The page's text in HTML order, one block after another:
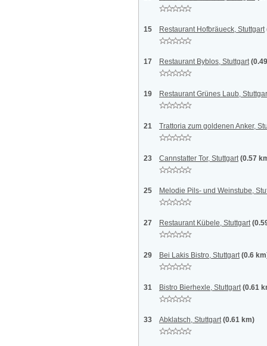
15 Restaurant Hofbräueck, Stuttgart
17 Restaurant Byblos, Stuttgart
19 Restaurant Grünes Laub,
21 Trattoria zum goldenen Anker,
23 Cannstatter Tor, Stuttgart (0.57
25 Melodie Pils- und Weinstube,
27 Restaurant Kübele, Stuttgart
29 Bei Lakis Bistro, Stuttgart (0.6
31 Bistro Bierhexle, Stuttgart (0.61
33 Abklatsch, Stuttgart (0.61 km)